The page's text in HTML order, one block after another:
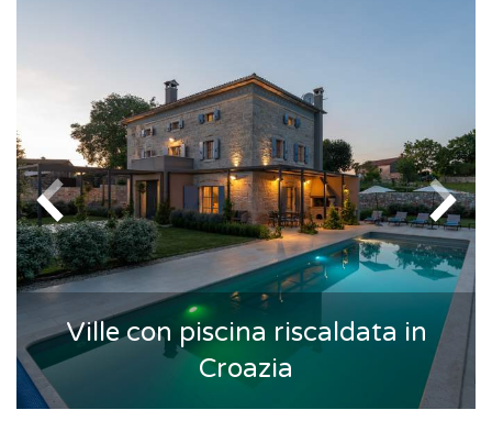
Ville con piscina riscaldata in
Croazia